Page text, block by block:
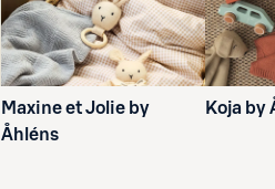
Maxine et Jolie by
Åhléns
Koja by